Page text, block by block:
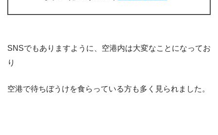
SNSでもありますように、空港内は大変なことになってお
り
空港で待ちぼうけを食らっている方も多く見られました。